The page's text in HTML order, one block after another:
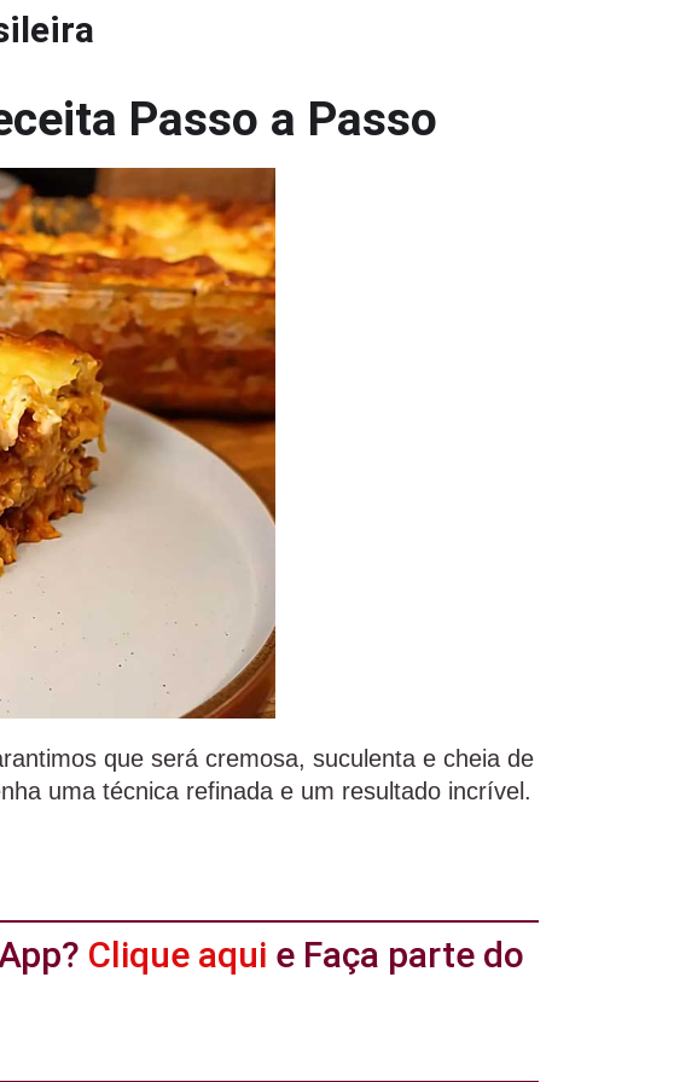
Passo a Passo
que será cremosa, suculenta e cheia de
uma técnica refinada e um resultado incrível.
Clique aqui e Faça parte do